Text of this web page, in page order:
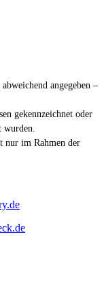
angegeben –
gekennzeichnet oder
nur im Rahmen der